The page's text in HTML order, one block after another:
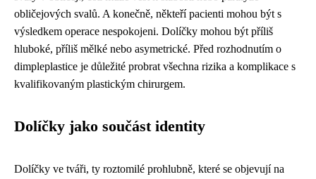
obličejových svalů. A konečně, někteří pacienti mohou být s
výsledkem operace nespokojeni. Dolíčky mohou být příliš
hluboké, příliš mělké nebo asymetrické. Před rozhodnutím o
dimpleplastice je důležité probrat všechna rizika a komplikace s
kvalifikovaným plastickým chirurgem.
Dolíčky jako součást identity
Dolíčky ve tváři, ty roztomilé prohlubně, které se objevují na